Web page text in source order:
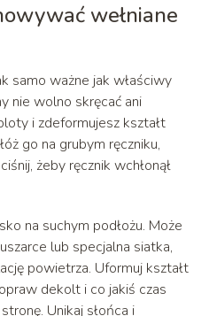
wełniane
samo ważne jak właściwy
nie wolno skręcać ani
i zdeformujesz kształt
go na grubym ręczniku,
żeby ręcznik wchłonął
na suchym podłożu. Może
lub specjalna siatka,
powietrza. Uformuj kształt
dekolt i co jakiś czas
Unikaj słońca i